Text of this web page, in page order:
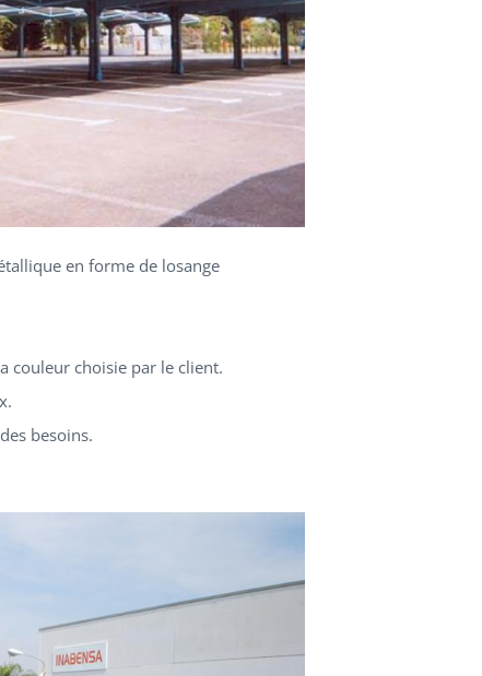
en forme de losange
couleur choisie par le client.
besoins.